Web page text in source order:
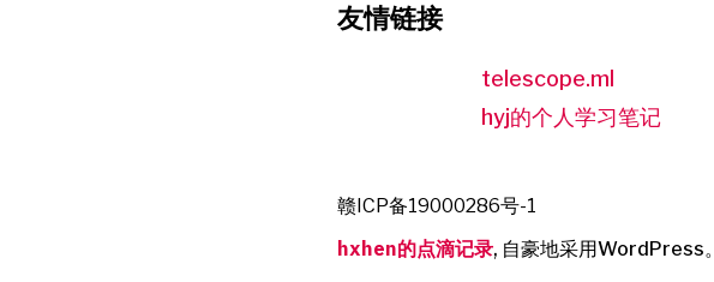
友情链接
telescope.ml
hyj的个人学习笔记
赣ICP备19000286号-1
hxhen的点滴记录, 自豪地采用WordPress。